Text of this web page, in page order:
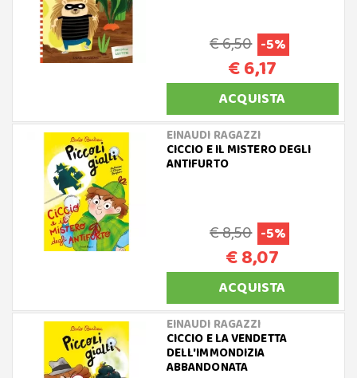
€ 6,50 -5%
€ 6,17
ACQUISTA
EINAUDI RAGAZZI
CICCIO E IL MISTERO DEGLI
ANTIFURTO
€ 8,50 -5%
€ 8,07
ACQUISTA
EINAUDI RAGAZZI
CICCIO E LA VENDETTA
DELL'IMMONDIZIA
ABBANDONATA